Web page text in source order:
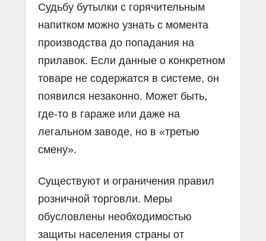
Судьбу бутылки с горячительным
напитком можно узнать с момента
производства до попадания на
прилавок. Если данные о конкретном
товаре не содержатся в системе, он
появился незаконно. Может быть,
где-то в гараже или даже на
легальном заводе, но в «третью
смену».
Существуют и ограничения правил
розничной торговли. Меры
обусловлены необходимостью
защиты населения страны от